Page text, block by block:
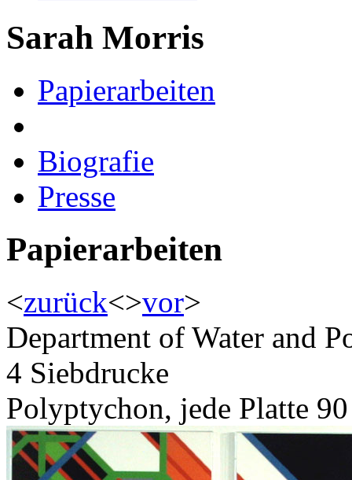
Sarah Morris
Papierarbeiten
Biografie
Presse
Papierarbeiten
<zurück<>vor>
Department of Water and
4 Siebdrucke
Polyptychon, jede Platte